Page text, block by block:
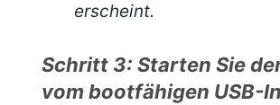
erscheint.
Schritt 3: Starten Sie
vom bootfähigen USB-